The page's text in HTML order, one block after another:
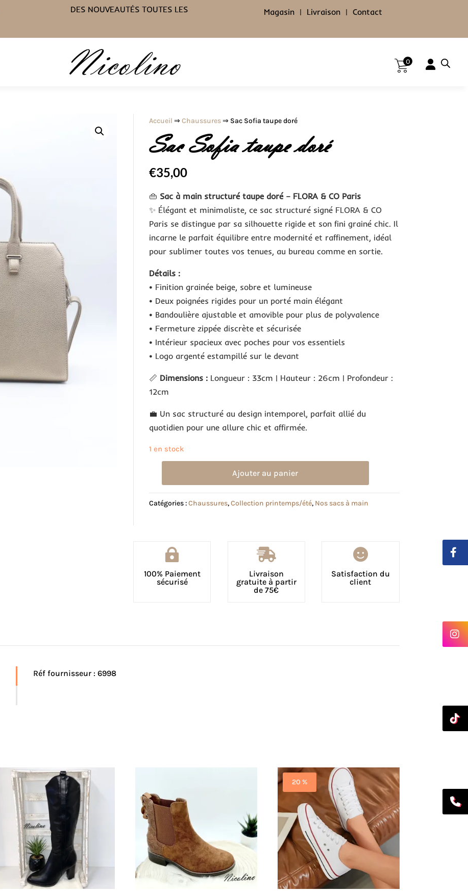
100% PAIEMENT SÉCURISÉ
DES NOUVEAUTÉS TOUTES LES
Magasin | Livraison| Contact
0
Accueil ⇒Chaussures⇒ Sac Sofia taupe doré
Sac Sofia taupe doré
€35,00
👜 Sac à main structuré taupe doré – FLORA & CO Paris
✨ Élégant et minimaliste, ce sac structuré signé FLORA & CO
Paris se distingue par sa silhouette rigide et son fini grainé chic. Il
incarne le parfait équilibre entre modernité et raffinement, idéal
pour sublimer toutes vos tenues, au bureau comme en sortie.
Détails :
• Finition grainée beige, sobre et lumineuse
• Deux poignées rigides pour un porté main élégant
• Bandoulière ajustable et amovible pour plus de polyvalence
• Fermeture zippée discrète et sécurisée
• Intérieur spacieux avec poches pour vos essentiels
• Logo argenté estampillé sur le devant
📏 Dimensions : Longueur : 33cm | Hauteur : 26cm | Profondeur :
12cm
💼 Un sac structuré au design intemporel, parfait allié du
quotidien pour une allure chic et affirmée.
1 en stock
de
Sac
doré
Ajouter au panier
Catégories :Chaussures,Collection printemps/été, Nos sacs à main

100% Paiement
sécurisé

Livraison
gratuite à partir
de 75€

Satisfaction du
client
Réf fournisseur : 6998
20 %